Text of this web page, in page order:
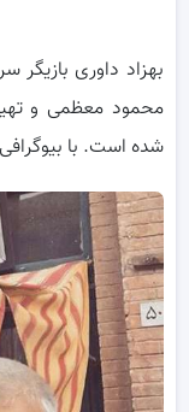
بهزاد داوری بازیگر
محمود معظمی و
شده است. با